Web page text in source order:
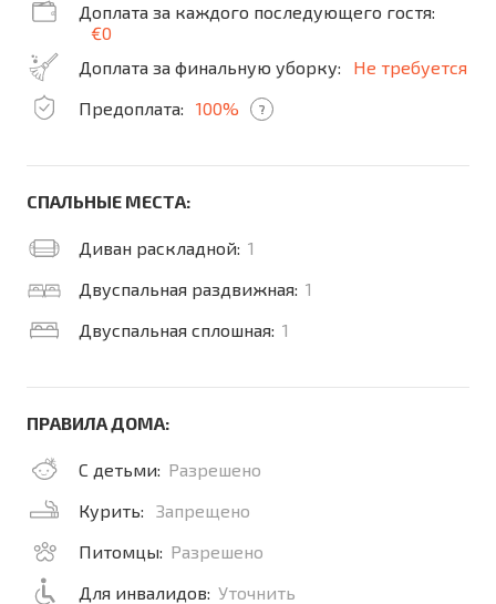
Доплата за каждого последующего гостя:
€0
Доплата за финальную уборку:
Не требуется
Предоплата:
100% ?
СПАЛЬНЫЕ МЕСТА:
Диван раскладной: 1
Двуспальная раздвижная: 1
Двуспальная сплошная: 1
ПРАВИЛА ДОМА:
С детьми: Разрешено
Курить:
Запрещено
Питомцы: Разрешено
Для инвалидов: Уточнить